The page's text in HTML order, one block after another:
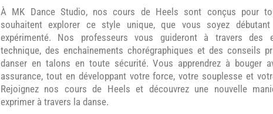
À MK Dance Studio, nos cours de Heels sont conçus pour
souhaitent explorer ce style unique, que vous soyez
expérimenté. Nos professeurs vous guideront à travers des
technique, des enchaînements chorégraphiques et des conseils
danser en talons en toute sécurité. Vous apprendrez à bouger
assurance, tout en développant votre force, votre souplesse et
Rejoignez nos cours de Heels et découvrez une nouvelle
exprimer à travers la danse.